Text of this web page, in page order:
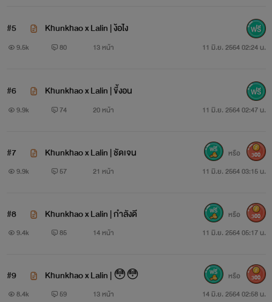
“ แล้วถ้าไม่มีขุน จะหาอะไรเจอป่ะ “
เอาลูกเอา !! เอาเลยลู๊กกก
คนจะรักจะชอบกันน๊าาาา แอบบอกก่อนว่า เรื่องนี้แทบจะไม่มี
ดราม่า แทบจะไม่มีฉากร้องไห้ มีแค่ อ่อย อ่อย แล้วก็ อ่อยยยยย
ปล.เนื้อหาในนิยายไรด์ใช่สมองอันน้อยนิดบวกกับความมโน
เนื้อหา ไม่ว่าจะกรณีใดใดก็ตามม โปรดเห็นใจด้วย โอเค๊เนาะ :)))
#5 Khunkhao x Lalin | ง้อไง
9.5k 80 13 หน้า 11 มิ.ย. 2564 02:24 น.
#6 Khunkhao x Lalin | ขี้งอน
9.9k 74 20 หน้า 11 มิ.ย. 2564 02:47 น.
#7 Khunkhao x Lalin | ชัดเจน
9.9k 57 21 หน้า 11 มิ.ย. 2564 03:15 น.
หรือ 300
#8 Khunkhao x Lalin | กำลังดี
9.4k 85 14 หน้า 11 มิ.ย. 2564 05:17 น.
หรือ 300
#9 Khunkhao x Lalin | 😳😳
8.4k 59 13 หน้า 14 มิ.ย. 2564 02:58 น.
หรือ 300